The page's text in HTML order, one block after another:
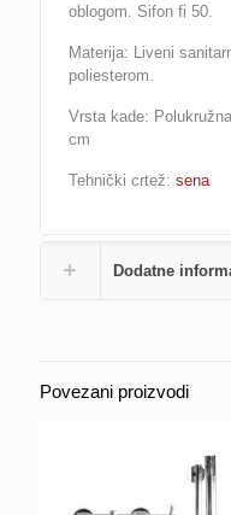
oblogom. Sifon fi 50.
Materija: Liveni
poliesterom.
Vrsta kade: Polukružna
cm
Tehnički crtež:sena
Dodatne
Povezani proizvodi